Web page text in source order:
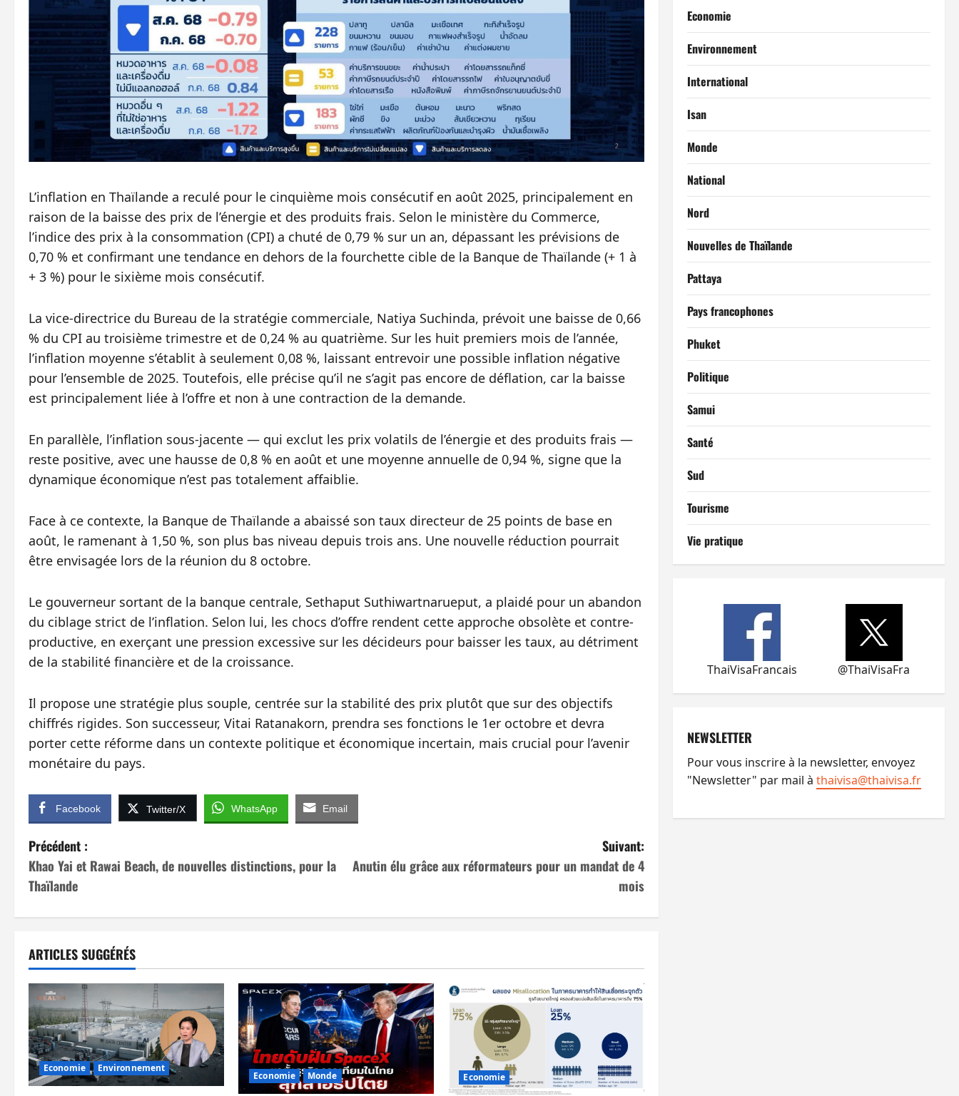
L’inflation en Thaïlande a reculé pour le cinquième mois consécutif en août 2025, principalement en
raison de la baisse des prix de l’énergie et des produits frais. Selon le ministère du Commerce,
l’indice des prix à la consommation (CPI) a chuté de 0,79 % sur un an, dépassant les prévisions de
0,70 % et confirmant une tendance en dehors de la fourchette cible de la Banque de Thaïlande (+ 1 à
+ 3 %) pour le sixième mois consécutif.
La vice-directrice du Bureau de la stratégie commerciale, Natiya Suchinda, prévoit une baisse de 0,66
% du CPI au troisième trimestre et de 0,24 % au quatrième. Sur les huit premiers mois de l’année,
l’inflation moyenne s’établit à seulement 0,08 %, laissant entrevoir une possible inflation négative
pour l’ensemble de 2025. Toutefois, elle précise qu’il ne s’agit pas encore de déflation, car la baisse
est principalement liée à l’offre et non à une contraction de la demande.
En parallèle, l’inflation sous-jacente — qui exclut les prix volatils de l’énergie et des produits frais —
reste positive, avec une hausse de 0,8 % en août et une moyenne annuelle de 0,94 %, signe que la
dynamique économique n’est pas totalement affaiblie.
Face à ce contexte, la Banque de Thaïlande a abaissé son taux directeur de 25 points de base en
août, le ramenant à 1,50 %, son plus bas niveau depuis trois ans. Une nouvelle réduction pourrait
être envisagée lors de la réunion du 8 octobre.
Le gouverneur sortant de la banque centrale, Sethaput Suthiwartnarueput, a plaidé pour un abandon
du ciblage strict de l’inflation. Selon lui, les chocs d’offre rendent cette approche obsolète et contre-
productive, en exerçant une pression excessive sur les décideurs pour baisser les taux, au détriment
de la stabilité financière et de la croissance.
Il propose une stratégie plus souple, centrée sur la stabilité des prix plutôt que sur des objectifs
chiffrés rigides. Son successeur, Vitai Ratanakorn, prendra ses fonctions le 1er octobre et devra
porter cette réforme dans un contexte politique et économique incertain, mais crucial pour l’avenir
monétaire du pays.
Facebook Twitter/X WhatsApp Email
N
a
v
g
a
t
i
o
Précédent :
Khao Yai et Rawai Beach, de nouvelles distinctions, pour la
Thaïlande
Suivant:
Anutin élu grâce aux réformateurs pour un mandat de 4
mois
ARTICLES SUGGÉRÉS
Economie Environnement
Economie Monde Economie
Economie
Environnement
International
Isan
Monde
National
Nord
Nouvelles de Thaïlande
Pattaya
Pays francophones
Phuket
Politique
Samui
Santé
Sud
Tourisme
Vie pratique
ThaiVisaFrancais @ThaiVisaFra
NEWSLETTER
Pour vous inscrire à la newsletter, envoyez
"Newsletter" par mail à thaivisa@thaivisa.fr